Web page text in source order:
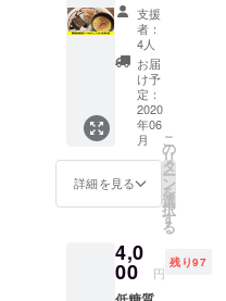
飯、こ
んにゃ
くライ
ス、小
麦パ
ン、大
豆パン
※こちら
でご購
を把握
してお
ご来店
時にチ
ケット
のみ) ・
華美チ
キンカ
レー ・
とろと
ろオム
ライス
・手ご
ねハン
・照り
焼きチ
焼き ※
選べる
主食5種
質制限
をして
いるか
ら！」
と、食
べたく
ても
グッと
我慢す
る必要
はあり
美」の
デザー
トは、
時にチ
ケット
をご使
用いた
だくこ
とをお
伝えく
ださ
い。 お
子様と
一緒に
華美で
のラン
チをぜ
でご利
用いた
だける
お得な
低糖質
ケーキ
とドリ
ンクの
セット
券5枚
セット
です。
こちら
入者様
を把握
してお
支援
者：
4人
お届
け予
定：
2020
年06
月
詳細を見る
こ
の
リ
タ
ー
ン
を
選
択
す
る
4,0
00 円
残り97